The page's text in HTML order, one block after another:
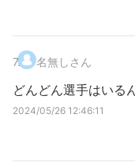
7. 名無しさん
どんどん選手はいる
2024/05/26 12:46:11